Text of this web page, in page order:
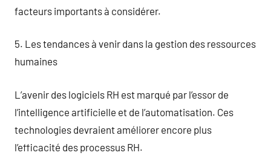
facteurs importants à considérer.
5. Les tendances à venir dans la gestion des ressources
humaines
L’avenir des logiciels RH est marqué par l’essor de
l’intelligence artificielle et de l’automatisation. Ces
technologies devraient améliorer encore plus
l’efficacité des processus RH.